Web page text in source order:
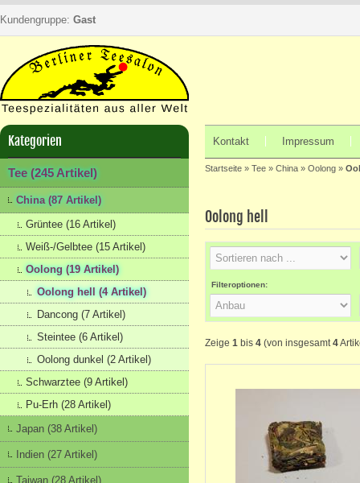
Kundengruppe: Gast
Kategorien
Tee (245 Artikel)
China (87 Artikel)
Grüntee (16 Artikel)
Weiß-/Gelbtee (15 Artikel)
Oolong (19 Artikel)
Oolong hell (4 Artikel)
Dancong (7 Artikel)
Steintee (6 Artikel)
Oolong dunkel (2 Artikel)
Schwarztee (9 Artikel)
Pu-Erh (28 Artikel)
Japan (38 Artikel)
Indien (27 Artikel)
Taiwan (28 Artikel)
Kontakt Impressum
Startseite » Tee » China » Oolong »
Oolong hell
Filteroptionen:
Zeige 1 bis 4 (von insgesamt4